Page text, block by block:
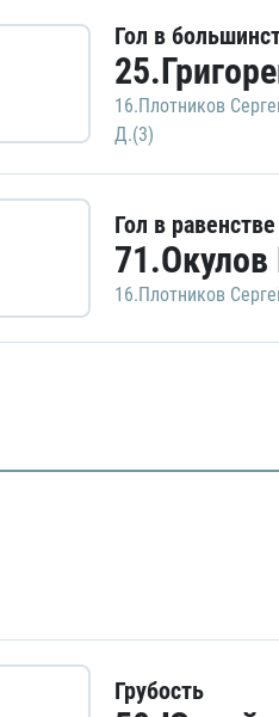
Гол в
16.Плотников
Д.(3)
Гол в равенстве
71.Окулов
16.Плотников
Грубость